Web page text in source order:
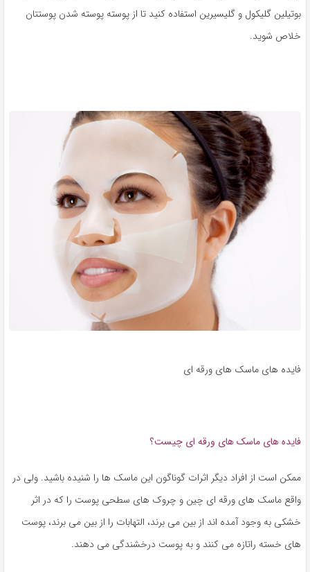
بوتیلین گلیکول و گلیسیرین استفاده کنید تا از پوسته پوسته شدن پوستتان
خلاص شوید.
فایده های ماسک های ورقه ای
فایده های ماسک های ورقه ای چیست؟
ممکن است از افراد دیگر اثرات گوناگون این ماسک ها را شنیده باشید. ولی در
واقع ماسک های ورقه ای چین و چروک های سطحی پوست را که در اثر
خشکی به وجود آمده اند از بین می برند، التهابات را از بین می برند، پوست
های خسته راتازه می کنند و به پوست درخشندگی می دهند.